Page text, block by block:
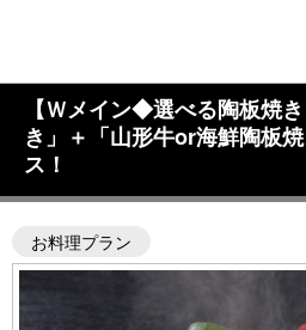
【Ｗメイン◆選べる陶板焼
き」＋「山形牛or海鮮陶板
ス！
お料理プラン